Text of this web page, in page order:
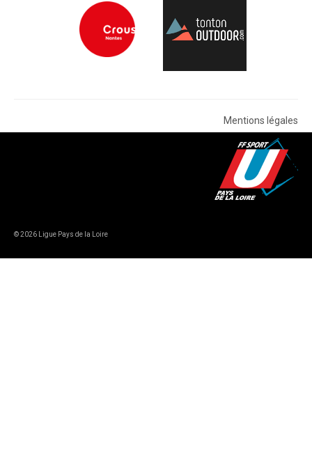
Mentions légales
© 2026 Ligue Pays de la Loire